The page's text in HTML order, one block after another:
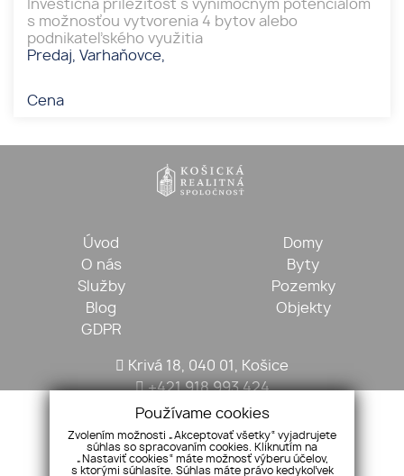
Investičná príležitosť s výnimočným potenciálom
s možnosťou vytvorenia 4 bytov alebo
podnikateľského využitia
Predaj, Varhaňovce,
Cena
Úvod
O nás
Služby
Blog
GDPR
Domy
Byty
Pozemky
Objekty
Krivá 18, 040 01, Košice
+421 918 993 424
kosickarealitna@gmail.com
Používame cookies
Zvolením možnosti „Akceptovať všetky“ vyjadrujete
súhlas so spracovaním cookies. Kliknutím na
„Nastaviť cookies“ máte možnosť výberu účelov,
s ktorými súhlasíte. Súhlas máte právo kedykoľvek